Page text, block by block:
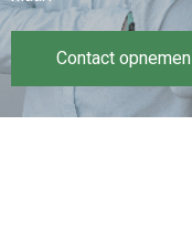
Contact opnemen